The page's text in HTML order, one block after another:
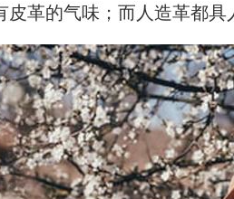
皮革的气味；而人造革都